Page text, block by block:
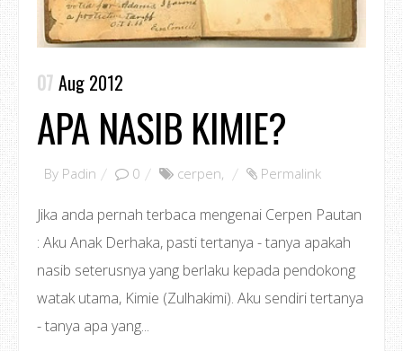
07 Aug 2012
APA NASIB KIMIE?
By Padin 0 cerpen, Permalink
Jika anda pernah terbaca mengenai Cerpen Pautan
: Aku Anak Derhaka, pasti tertanya - tanya apakah
nasib seterusnya yang berlaku kepada pendokong
watak utama, Kimie (Zulhakimi). Aku sendiri tertanya
- tanya apa yang...